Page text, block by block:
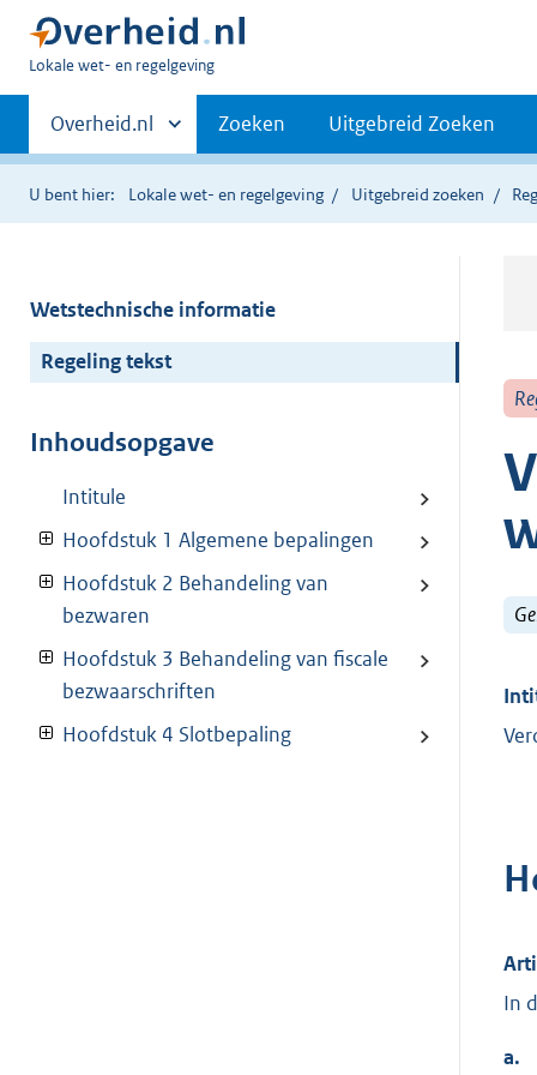
U
hier:
Lokale wet- en regelgeving
Primaire
navigatie
Andere
sites
binnen
Overheid.nl Zoeken Uitgebreid Zoeken
U bent hier: Lokale wet- en regelgeving Uitgebreid zoeken
Wetstechnische informatie
Regeling tekst
Inhoudsopgave
Intitule
Hoofdstuk 1 Algemene bepalingen
Hoofdstuk 2 Behandeling van
bezwaren
Hoofdstuk 3 Behandeling van fiscale
bezwaarschriften
Hoofdstuk 4 Slotbepaling
In
a.